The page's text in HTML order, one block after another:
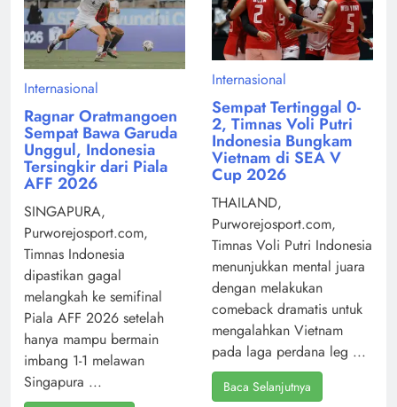
Internasional
Ragnar Oratmangoen
Sempat Bawa Garuda
Unggul, Indonesia
Tersingkir dari Piala
AFF 2026
SINGAPURA,
Purworejosport.com,
Timnas Indonesia
dipastikan gagal
melangkah ke semifinal
Piala AFF 2026 setelah
hanya mampu bermain
imbang 1-1 melawan
Singapura ...
Internasional
Sempat Tertinggal 0-
2, Timnas Voli Putri
Indonesia Bungkam
Vietnam di SEA V
Cup 2026
THAILAND,
Purworejosport.com,
Timnas Voli Putri Indonesia
menunjukkan mental juara
dengan melakukan
comeback dramatis untuk
mengalahkan Vietnam
pada laga perdana leg ...
Baca Selanjutnya